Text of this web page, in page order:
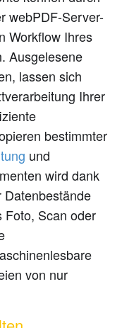
webPDF-Server-
Workflow Ihres
Ausgelesene
lassen sich
Ihrer
bestimmter
und
wird dank
Datenbestände
Foto, Scan oder
von nur